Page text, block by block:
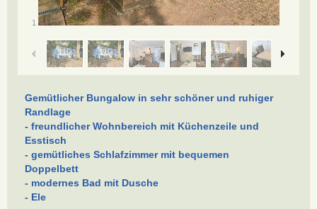
1 /11
Gemütlicher Bungalow in sehr schöner und ruhiger
Randlage
- freundlicher Wohnbereich mit Küchenzeile und
Esstisch
- gemütliches Schlafzimmer mit bequemen
Doppelbett
- modernes Bad mit Dusche
- Ele